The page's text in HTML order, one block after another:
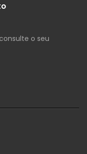
o seu